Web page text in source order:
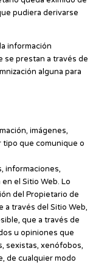
pudiera derivarse
información
se prestan a través de
alguna para
imágenes,
que comunique o
informaciones,
el Sitio Web. Lo
del Propietario de
través del Sitio Web,
que a través de
u opiniones que
sexistas, xenófobos,
de cualquier modo